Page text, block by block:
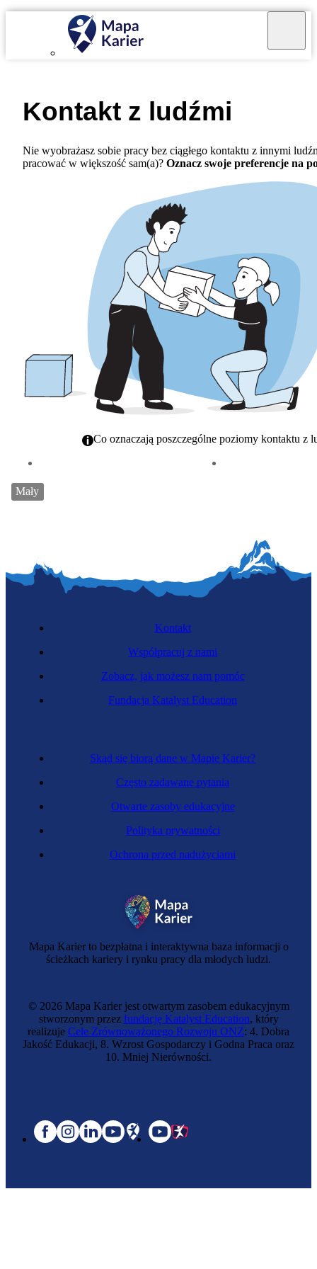
Kontakt z ludźmi
Nie wyobrażasz sobie pracy bez ciągłego kontaktu z innymi
pracować w większość sam(a)? Oznacz swoje preferencje na
Co oznaczają poszczególne poziomy kontaktu z
Mapa Karier to bezpłatna i interaktywna baza informacji o
ścieżkach kariery i rynku pracy dla młodych ludzi.
Skąd się biorą dane w Mapie Karier?
Często zadawane pytania
Otwarte zasoby edukacyjne
Polityka prywatności
Ochrona przed nadużyciami
Kontakt
Współpracuj z nami
Zobacz, jak możesz nam pomóc
Fundacja Katalyst Education
© 2026 Mapa Karier jest otwartym zasobem edukacyjnym
stworzonym przez fundację Katalyst Education, który
realizuje Cele Zrównoważonego Rozwoju ONZ: 4. Dobra
Jakość Edukacji, 8. Wzrost Gospodarczy i Godna Praca oraz
10. Mniej Nierówności.